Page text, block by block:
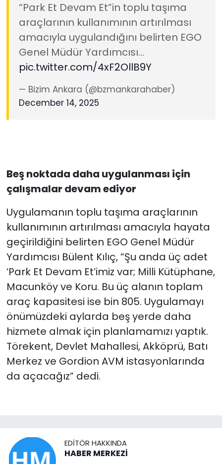
“Park Et Devam Et”in toplu taşıma
araçlarının kullanımının artırılması
amacıyla uygulandığını belirten EGO
Genel Müdür Yardımcısı…
pic.twitter.com/4xF2OllB9Y
— Bizim Ankara (@bzmankarahaber)
December 14, 2025
Beş noktada daha uygulanması için
çalışmalar devam ediyor
Uygulamanın toplu taşıma araçlarının
kullanımının artırılması amacıyla hayata
geçirildiğini belirten EGO Genel Müdür
Yardımcısı Bülent Kılıç, “Şu anda üç adet
‘Park Et Devam Et’imiz var; Milli Kütüphane,
Macunköy ve Koru. Bu üç alanın toplam
araç kapasitesi ise bin 805. Uygulamayı
önümüzdeki aylarda beş yerde daha
hizmete almak için planlamamızı yaptık.
Törekent, Devlet Mahallesi, Akköprü, Batı
Merkez ve Gordion AVM istasyonlarında
da açacağız” dedi.
EDITÖR HAKKINDA
HABER MERKEZİ